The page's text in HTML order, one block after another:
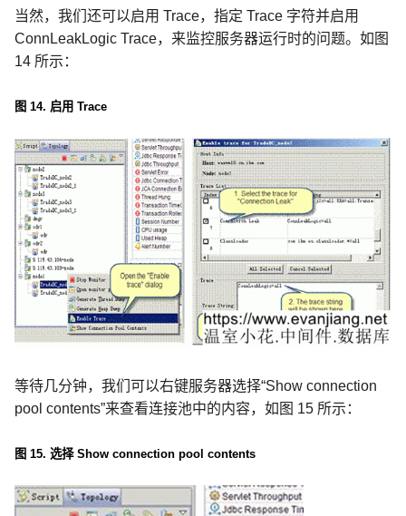
当然，我们还可以启用 Trace，指定 Trace 字符并启用
ConnLeakLogic Trace，来监控服务器运行时的问题。如图
14 所示：
图 14. 启用 Trace
等待几分钟，我们可以右键服务器选择“Show connection
pool contents”来查看连接池中的内容，如图 15 所示：
图 15. 选择Show connection pool contents